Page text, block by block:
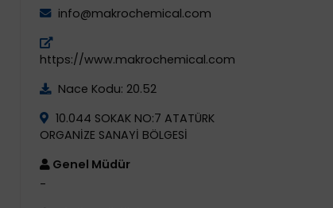
info@makrochemical.com
https://www.makrochemical.com
Nace Kodu: 20.52
10.044 SOKAK NO:7 ATATÜRK
ORGANİZE SANAYİ BÖLGESİ
Genel Müdür
-